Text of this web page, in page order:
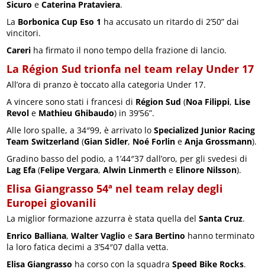
Sicuro eCaterina Prataviera.
La Borbonica Cup Eso 1 ha accusato un ritardo di 2’50” dai
vincitori.
Careri ha firmato il nono tempo della frazione di lancio.
La Région Sud trionfa nel team relay Under 17
All’ora di pranzo è toccato alla categoria Under 17.
A vincere sono stati i francesi di Région Sud (Noa Filippi, Lise
Revol e Mathieu Ghibaudo) in 39’56”.
Alle loro spalle, a 34″99, è arrivato loSpecialized Junior Racing
Team Switzerland (Gian Sidler, Noé Forlin eAnja Grossmann).
Gradino basso del podio, a 1’44″37 dall’oro, per gli svedesi di
Lag Efa (Felipe Vergara,Alwin Linmerth e Elinore Nilsson).
Elisa Giangrasso 54ª nel team relay degli
Europei giovanili
La miglior formazione azzurra è stata quella delSanta Cruz.
Enrico Balliana,Walter Vaglio eSara Bertino hanno terminato
la loro fatica decimi a 3’54″07 dalla vetta.
Elisa Giangrasso ha corso con la squadraSpeed Bike Rocks.